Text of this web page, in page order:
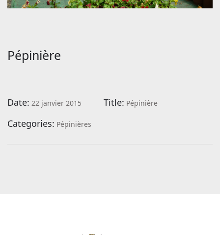
Pépinière
Date: 22 janvier 2015 Title: Pépinière
Categories: Pépinières